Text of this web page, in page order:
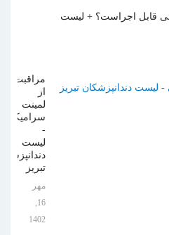
قابل اجراست؟ + لیست
مراقبت
از
لمینت
سرامیکی
-
لیست
تبریز
مهر
16,
1402